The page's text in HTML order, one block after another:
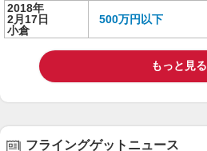
2018年
2月17日
小倉
500万円以下
もっと見る
フライングゲットニュース